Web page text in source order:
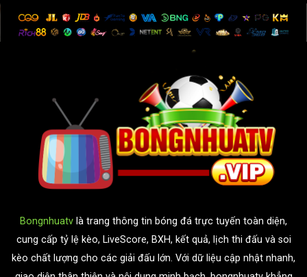
Bongnhuatv là trang thông tin bóng đá trực tuyến toàn diện,
cung cấp tỷ lệ kèo, LiveScore, BXH, kết quả, lịch thi đấu và soi
kèo chất lượng cho các giải đấu lớn. Với dữ liệu cập nhật nhanh,